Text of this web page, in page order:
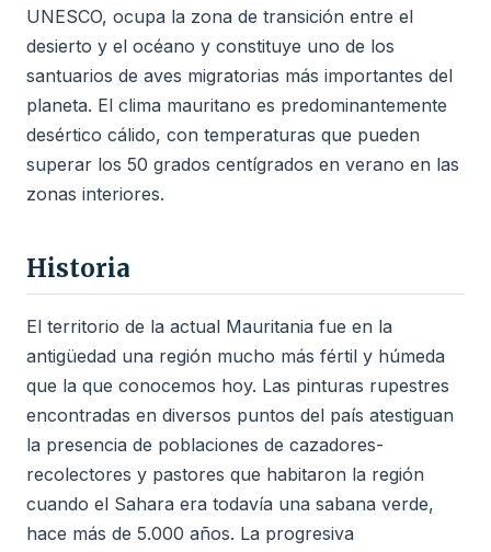
UNESCO, ocupa la zona de transición entre el
desierto y el océano y constituye uno de los
santuarios de aves migratorias más importantes del
planeta. El clima mauritano es predominantemente
desértico cálido, con temperaturas que pueden
superar los 50 grados centígrados en verano en las
zonas interiores.
Historia
El territorio de la actual Mauritania fue en la
antigüedad una región mucho más fértil y húmeda
que la que conocemos hoy. Las pinturas rupestres
encontradas en diversos puntos del país atestiguan
la presencia de poblaciones de cazadores-
recolectores y pastores que habitaron la región
cuando el Sahara era todavía una sabana verde,
hace más de 5.000 años. La progresiva